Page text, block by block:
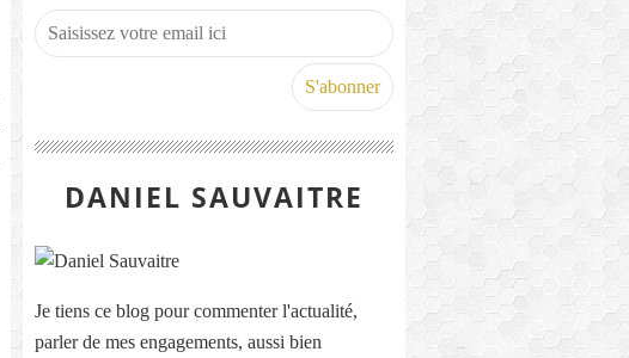
DANIEL SAUVAITRE
Je tiens ce blog pour commenter l'actualité,
parler de mes engagements, aussi bien